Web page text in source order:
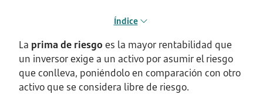
Índice
La prima de riesgo es la mayor rentabilidad que
un inversor exige a un activo por asumir el riesgo
que conlleva, poniéndolo en comparación con otro
activo que se considera libre de riesgo.